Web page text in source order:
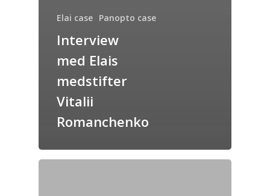
Elai case Panopto case
Interview
med Elais
medstifter
Vitalii
Romanchenko